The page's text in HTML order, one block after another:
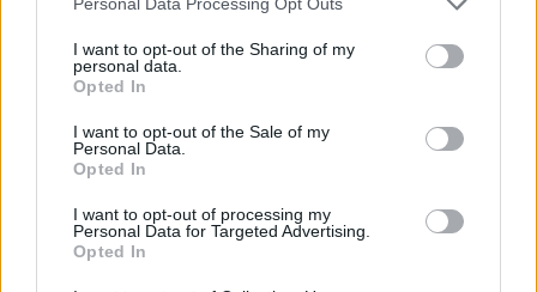
I want to opt-out of the Sharing of my
personal data.
Opted In
I want to opt-out of the Sale of my
Personal Data.
Opted In
I want to opt-out of processing my
Personal Data for Targeted Advertising.
Opted In